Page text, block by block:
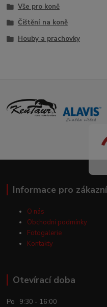
Vše pro koně
Čištění na koně
Houby a prachovky
Informace pro
O nás
Obchodní podmínky
Fotogalerie
Kontakty
Otevírací doba
Po 9:30 - 16:00